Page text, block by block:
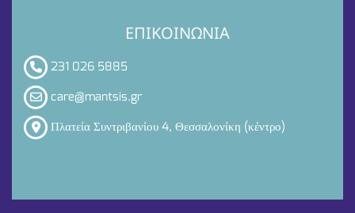
ΕΠΙΚΟΙΝΩΝΙΑ
231 026 5885
care@mantsis.gr
Πλατεία Συντριβανίου 4, Θεσσαλονίκη (κέντρο)